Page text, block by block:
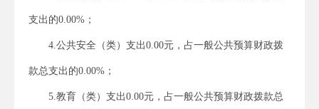
支出的0.00%；
4.公共安全（类）支出0.00元，占一般公共预算财政拨
款总支出的0.00%；
5.教育（类）支出0.00元，占一般公共预算财政拨款总